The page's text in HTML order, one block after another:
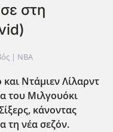
στη
| NBA
Ντάμιεν Λίλαρντ
του Μιλγουόκι
κάνοντας
τη νέα σεζόν.